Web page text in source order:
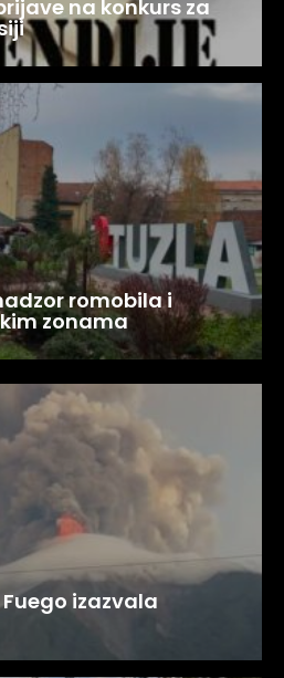
na konkurs za
romobila i
zonama
izazvala